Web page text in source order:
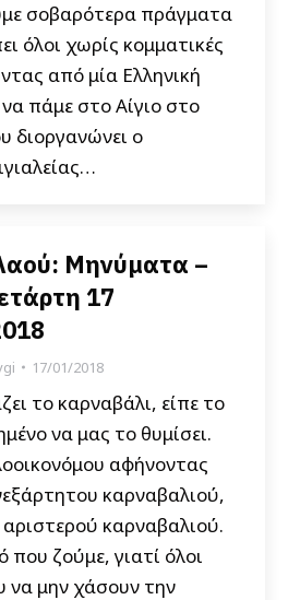
σοβαρότερα πράγματα
όλοι χωρίς κομματικές
από μία Ελληνική
πάμε στο Αίγιο στο
διοργανώνει ο
Μηνύματα –
17
17/01/2018
το καρναβάλι, είπε το
να μας το θυμίσει.
αφήνοντας
καρναβαλιού,
καρναβαλιού.
ζούμε, γιατί όλοι
να μην χάσουν την